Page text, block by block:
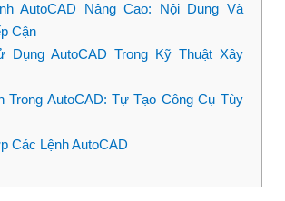
AutoCAD Nâng Cao: Nội Dung Và
Cận
Dụng AutoCAD Trong Kỹ Thuật Xây
Trong AutoCAD: Tự Tạo Công Cụ Tùy
Các Lệnh AutoCAD